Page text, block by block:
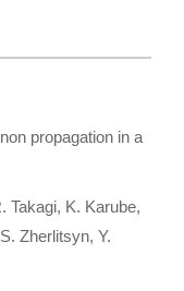
propagation in a
Takagi, K. Karube,
Zherlitsyn, Y.